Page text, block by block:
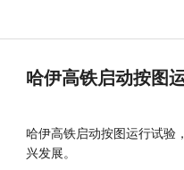
哈伊高铁启动按图
哈伊高铁启动按图运行试验
兴发展。